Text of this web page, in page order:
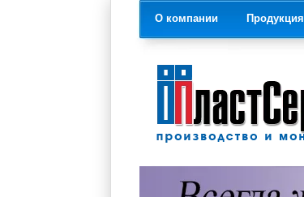
О компании Продукция